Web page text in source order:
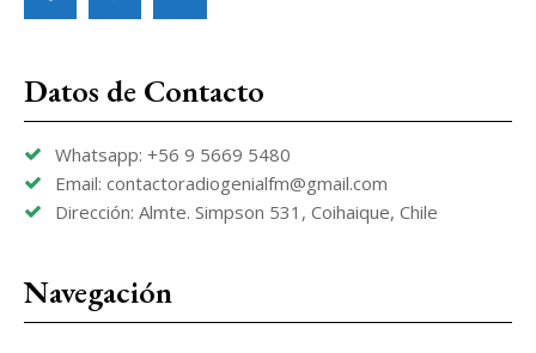
Datos de Contacto
Whatsapp: +56 9 5669 5480
Email: contactoradiogenialfm@gmail.com
Dirección: Almte. Simpson 531, Coihaique, Chile
Navegación